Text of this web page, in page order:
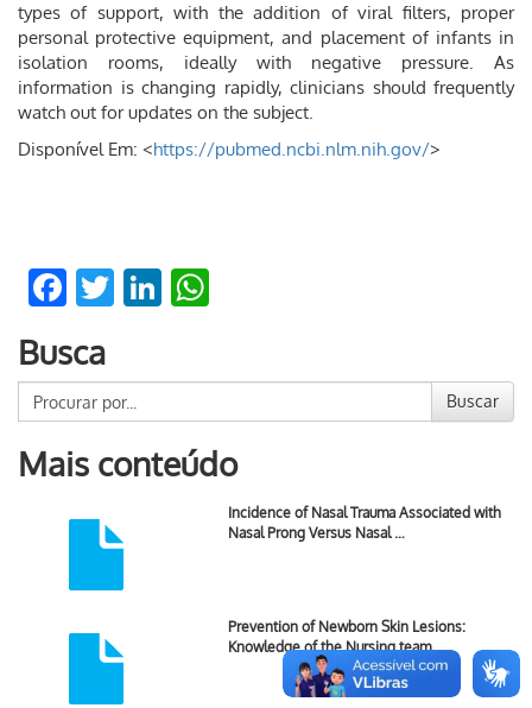
types of support, with the addition of viral filters, proper
personal protective equipment, and placement of infants in
isolation rooms, ideally with negative pressure. As
information is changing rapidly, clinicians should frequently
watch out for updates on the subject.
Disponível Em: <https://pubmed.ncbi.nlm.nih.gov/>
Facebook
TwitterLinkedIn
Busca
Buscar
Mais conteúdo
Incidence of Nasal Trauma Associated with
Nasal Prong Versus Nasal …
Prevention of Newborn Skin Lesions:
Knowledge of the Nursing team